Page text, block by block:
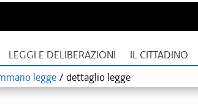
LEGGI E DELIBERAZIONI IL CITTADINO
legge / dettaglio legge